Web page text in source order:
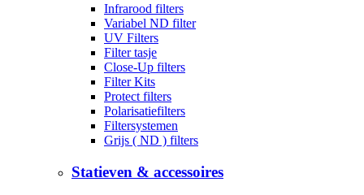
Infrarood filters
Variabel ND filter
UV Filters
Filter tasje
Close-Up filters
Filter Kits
Protect filters
Polarisatiefilters
Filtersystemen
Grijs ( ND ) filters
Statieven & accessoires